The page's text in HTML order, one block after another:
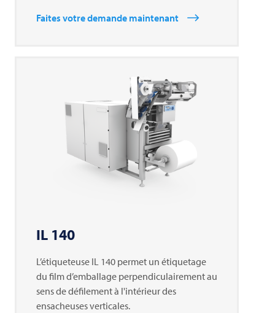
Faites votre demande maintenant
IL 140
L’étiqueteuse IL 140 permet un étiquetage
du film d’emballage perpendiculairement au
sens de défilement à l'intérieur des
ensacheuses verticales.